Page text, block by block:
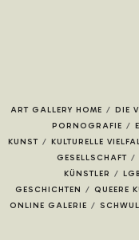
ART GALLERY HOME / DIE
PORNOGRAFIE /
KUNST / KULTURELLE
GESELLSCHAFT /
KÜNSTLER /
GESCHICHTEN / QUEERE
ONLINE GALERIE /